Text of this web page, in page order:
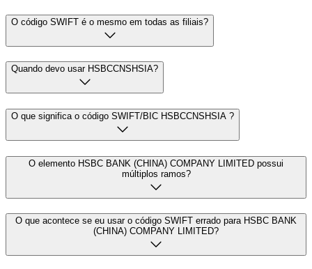
O código SWIFT é o mesmo em todas as filiais?
Quando devo usar HSBCCNSHSIA?
O que significa o código SWIFT/BIC HSBCCNSHSIA ?
O elemento HSBC BANK (CHINA) COMPANY LIMITED possui
múltiplos ramos?
O que acontece se eu usar o código SWIFT errado para HSBC BANK
(CHINA) COMPANY LIMITED?